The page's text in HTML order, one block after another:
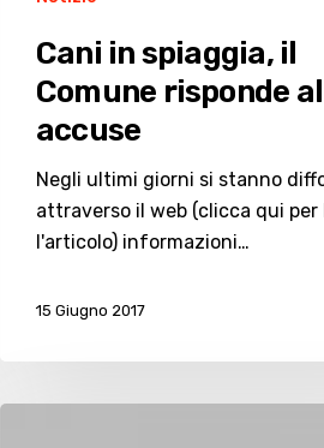
Cani in spiaggia, il
Comune risponde
accuse
Negli ultimi giorni si stanno
attraverso il web (clicca qui per
l'articolo) informazioni…
15 Giugno 2017